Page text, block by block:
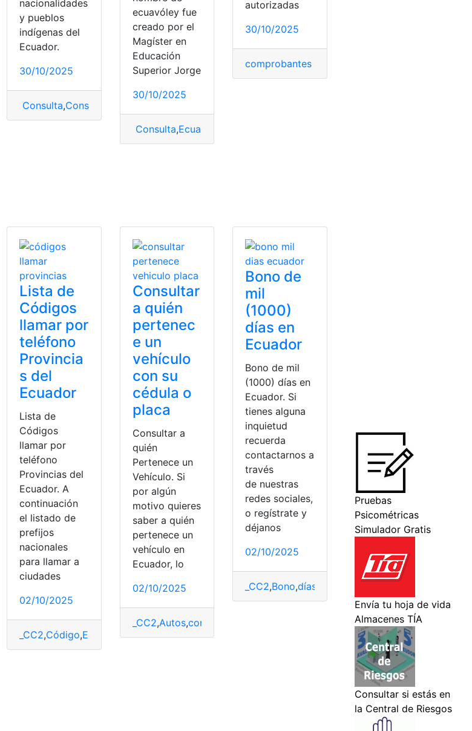
de cupos,Ecuador Estudiantes,métodos de consulta Ministerio de Educación
nacionalidades
y pueblos
indígenas del
Ecuador.
30/10/2025
Consulta,Consulta Online
ecuavóley fue
creado por el
Magíster en
Educación
Superior Jorge
30/10/2025
Consulta,Ecuador
autorizadas
30/10/2025
comprobantes de venta
Reclutamiento
,cálculos,Consultas Ecuador,Herramientas Ecuador
Lista de
Códigos
llamar por
teléfono
Provincia
s del
Ecuador
Lista de
Códigos
llamar por
teléfono
Provincias del
Ecuador. A
continuación
el listado de
prefijos
nacionales
para llamar a
ciudades
02/10/2025
_CC2,Código,Ecuador,Listado,llamadas,provincias
Consultar
a quién
pertenec
e un
vehículo
con su
cédula o
placa
Consultar a
quién
Pertenece un
Vehículo. Si
por algún
motivo quieres
saber a quién
pertenece un
vehículo en
Ecuador, lo
02/10/2025
_CC2,Autos,consulta Herramientas Ecuador,Propiedad,
Bono de
mil
(1000)
días en
Ecuador
Bono de mil
(1000) días en
Ecuador. Si
tienes alguna
inquietud
recuerda
contactarnos a
través
de nuestras
redes sociales,
o regístrate y
déjanos
02/10/2025
_CC2,Bono,días